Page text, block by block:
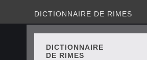
DICTIONNAIRE DE RIMES
DICTIONNAIRE
DE RIMES